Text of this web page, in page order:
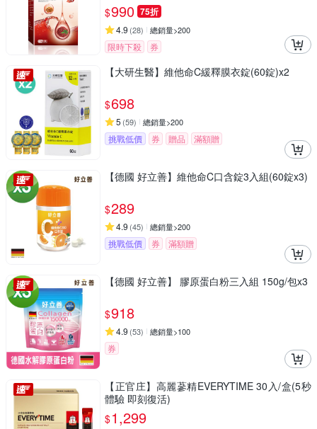
$990 75折
4.9 (28) 總銷量>200
限時下殺 券
【大研生醫】維他命C緩釋膜衣錠(60錠)x2
$698
5 (59) 總銷量>200
挑戰低價 券 贈品 滿額贈
【德國 好立善】維他命C口含錠3入組(60錠x3)
$289
4.9 (45) 總銷量>200
挑戰低價 券 滿額贈
【德國 好立善】 膠原蛋白粉三入組 150g/包x3
$918
4.9 (53) 總銷量>100
券
【正官庄】高麗蔘精EVERYTIME 30入/盒(5秒
體驗 即刻復活)
$1,299